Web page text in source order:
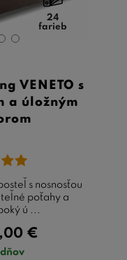
vydrží
estetický
využíva
24
farieb
VENETO s
a úložným
s nosnosťou
poťahy a
ú ...
€